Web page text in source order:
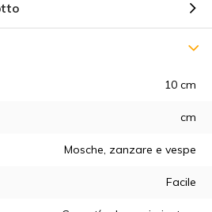
10 cm
cm
Mosche, zanzare e vespe
Facile